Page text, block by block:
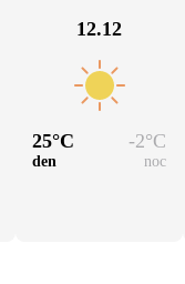
12.12
25°C -2°C
den noc